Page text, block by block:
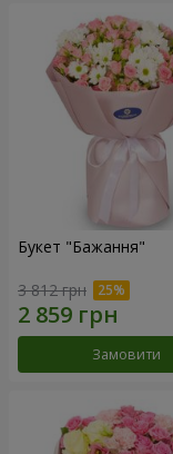
Букет "Бажання"
3 812 грн
Замовити